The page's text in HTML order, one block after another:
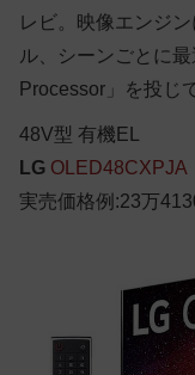
レビ。映像エンジ
ル、シーンごとに
Processor」を投じ
48V型 有機EL
LG OLED48CXPJA
実売価格例:23万